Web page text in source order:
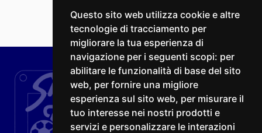
Questo sito web utilizza cookie e altre
tecnologie di tracciamento per
migliorare la tua esperienza di
navigazione per i seguenti scopi: per
abilitare le funzionalità di base del sito
web, per fornire una migliore
esperienza sul sito web, per misurare il
tuo interesse nei nostri prodotti e
servizi e personalizzare le interazioni